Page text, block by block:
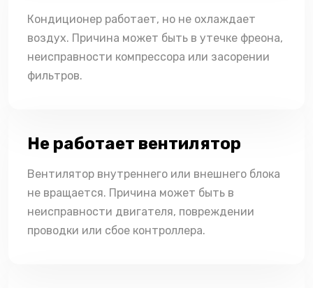
Кондиционер работает, но не охлаждает
воздух. Причина может быть в утечке фреона,
неисправности компрессора или засорении
фильтров.
Не работает вентилятор
Вентилятор внутреннего или внешнего блока
не вращается. Причина может быть в
неисправности двигателя, повреждении
проводки или сбое контроллера.